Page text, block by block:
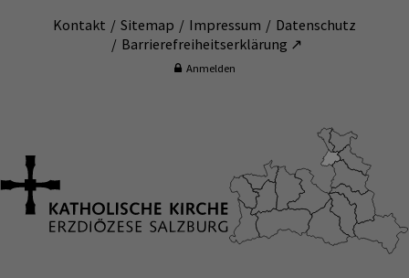
Kontakt Sitemap Impressum
Datenschutz
Barrierefreiheitserklärung ↗
Anmelden